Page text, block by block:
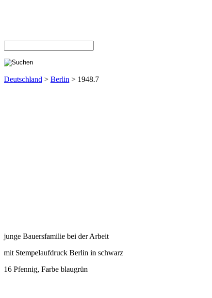
Deutschland > Berlin > 1948.7
junge Bauersfamilie bei der Arbeit
mit Stempelaufdruck Berlin in schwarz
16 Pfennig, Farbe blaugrün